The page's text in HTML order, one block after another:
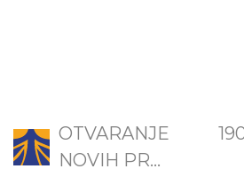
OTVARANJE
NOVIH PR...